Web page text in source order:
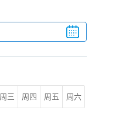
周三 周四 周五 周六